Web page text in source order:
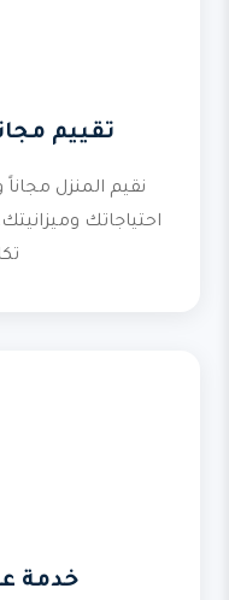
تقييم
نقيم المنزل
احتياجاتك
خدمة